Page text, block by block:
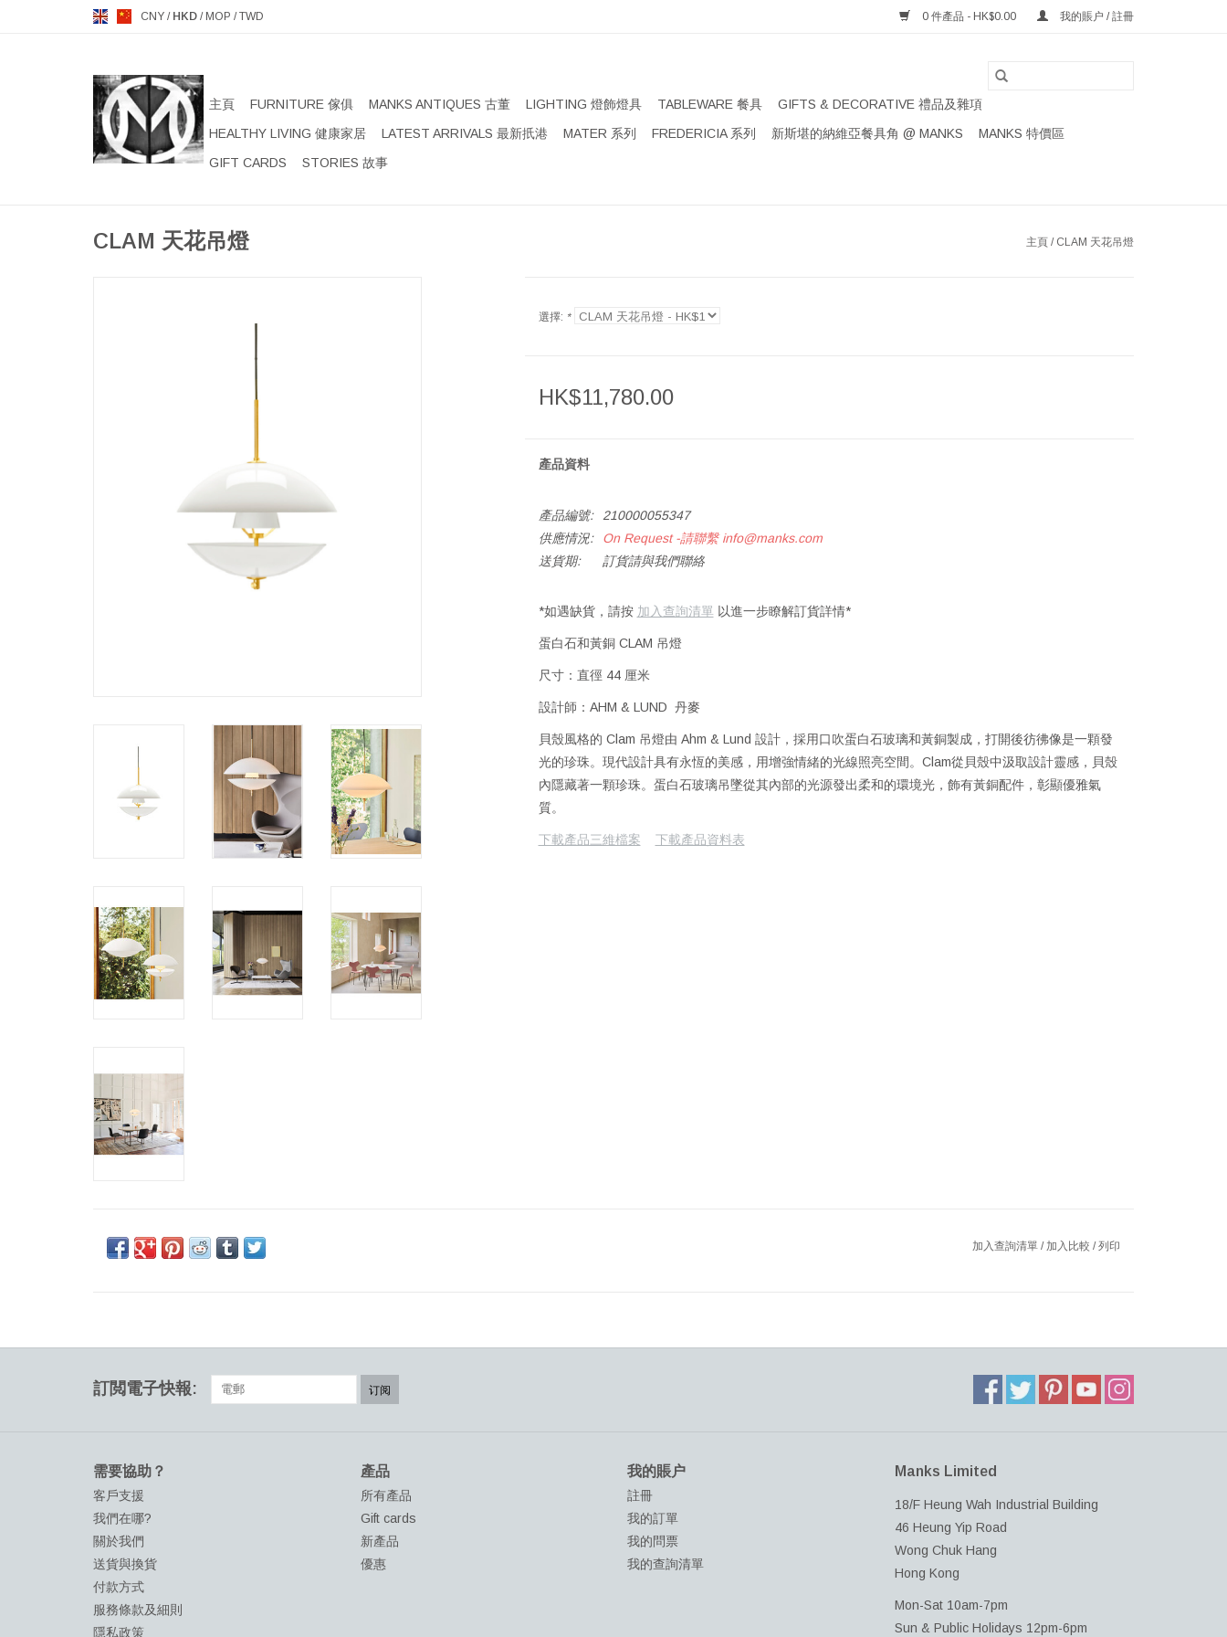
CNY / HKD / MOP /TWD 0 件產品 - HK$0.00 我的賬户 / 註冊
主頁 FURNITURE 傢俱 MANKS ANTIQUES 古董 LIGHTING 燈飾燈具 TABLEWARE 餐具
GIFTS & DECORATIVE 禮品及雜項
HEALTHY LIVING 健康家居
LATEST ARRIVALS 最新扺港 MATER 系列 FREDERICIA 系列 新斯堪的納維亞餐具角 @ MANKS
MANKS 特價區
GIFT CARDS
STORIES 故事
CLAM 天花吊燈 主頁 / CLAM 天花吊燈
選擇: *
HK$11,780.00
產品資料
產品編號:
210000055347
供應情況:
On Request -請聯繫info@manks.com
送貨期:
訂貨請與我們聯絡
*如遇缺貨，請按 加入查詢清單 以進一步瞭解訂貨詳情*
蛋白石和黃銅 CLAM 吊燈
尺寸：直徑 44 厘米
設計師：AHM & LUND 丹麥
貝殼風格的 Clam 吊燈由 Ahm & Lund 設計，採用口吹蛋白石玻璃和黃銅製成，打開後彷彿像是一顆發
光的珍珠。現代設計具有永恆的美感，用增強情緒的光線照亮空間。Clam從貝殼中汲取設計靈感，貝殼
內隱藏著一顆珍珠。蛋白石玻璃吊墜從其內部的光源發出柔和的環境光，飾有黃銅配件，彰顯優雅氣
質。
下載產品三維檔案 下載產品資料表
加入查詢清單 / 加入比較 /列印
訂閲電子快報: 订阅
需要協助？
客戶支援
我們在哪?
關於我們
送貨與換貨
付款方式
服務條款及細則
隱私政策
產品
所有產品
Gift cards
新產品
優惠
我的賬户
註冊
我的訂單
我的問票
我的查詢清單
Manks Limited
18/F Heung Wah Industrial Building
46 Heung Yip Road
Wong Chuk Hang
Hong Kong
Mon-Sat 10am-7pm
Sun & Public Holidays 12pm-6pm